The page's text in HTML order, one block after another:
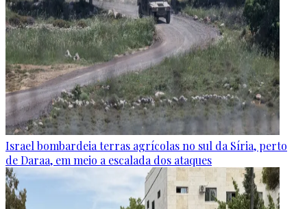
Israel bombardeia terras agrícolas no sul da Síria, perto
de Daraa, em meio a escalada dos ataques